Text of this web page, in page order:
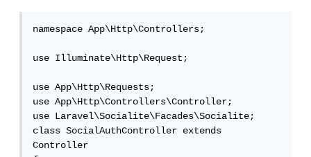
namespace App\Http\Controllers;
use Illuminate\Http\Request;
use App\Http\Requests;
use App\Http\Controllers\Controller;
use Laravel\Socialite\Facades\Socialite;
class SocialAuthController extends
Controller